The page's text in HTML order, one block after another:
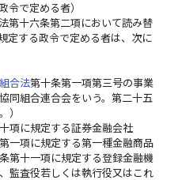
令で定める者）
第十六条第二項において読み替
定する政令で定める者は、次に
合法第十条第一項第三号の事業
同組合連合会をいう。第二十五
）
項に規定する証券金融会社
一項に規定する第一種金融商品
第十一項に規定する登録金融機
監査役若しくは執行役又はこれ